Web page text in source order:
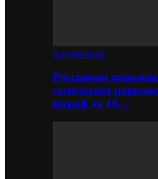
Автомобили
Россиянам
самозахват
штраф до 10…